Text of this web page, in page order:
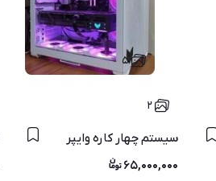
۵
۲
سیستم چهار کاره وایپر
۶۵,۰۰۰,۰۰۰